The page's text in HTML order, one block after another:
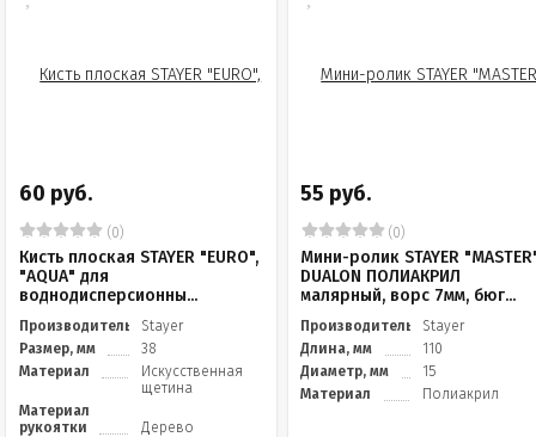
60 руб.
(0)
Кисть плоская STAYER "EURO",
"AQUA" для
воднодисперсионны...
Производитель
Stayer
Размер, мм
38
Материал
Искусственная
щетина
Материал
рукоятки
Дерево
55 руб.
(0)
Мини-ролик STAYER
DUALON ПОЛИАКРИЛ
малярный, ворс 7мм, бюг...
Производитель
Stayer
Длина, мм
110
Диаметр, мм
15
Материал
Полиакрил